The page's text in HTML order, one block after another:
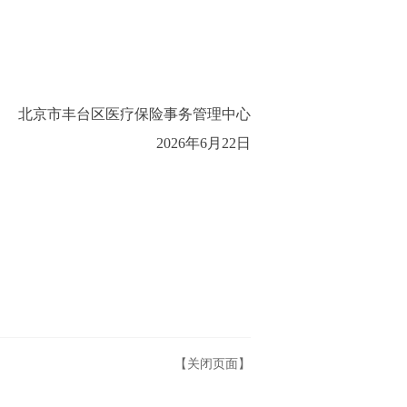
北京市丰台区医疗保险事务管理中心
2026年6月22日
【关闭页面】